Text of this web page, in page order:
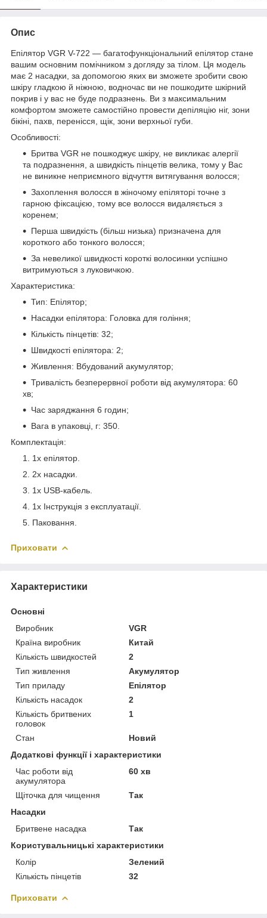
Опис
Епілятор VGR V-722 — багатофункціональний епілятор стане
вашим основним помічником з догляду за тілом. Ця модель
має 2 насадки, за допомогою яких ви зможете зробити свою
шкіру гладкою й ніжною, водночас ви не пошкодите шкірний
покрив і у вас не буде подразнень. Ви з максимальним
комфортом зможете самостійно провести депіляцію ніг, зони
бікіні, пахв, перенісся, щік, зони верхньої губи.
Особливості:
Бритва VGR не пошкоджує шкіру, не викликає алергії
та подразнення, а швидкість пінцетів велика, тому у Вас
не виникне неприємного відчуття витягування волосся;
Захоплення волосся в жіночому епіляторі точне з
гарною фіксацією, тому все волосся видаляється з
коренем;
Перша швидкість (більш низька) призначена для
короткого або тонкого волосся;
За невеликої швидкості короткі волосинки успішно
витримуються з луковичкою.
Характеристика:
Тип: Епілятор;
Насадки епілятора: Головка для гоління;
Кількість пінцетів: 32;
Швидкості епілятора: 2;
Живлення: Вбудований акумулятор;
Тривалість безперервної роботи від акумулятора: 60
хв;
Час заряджання 6 годин;
Вага в упаковці, г: 350.
Комплектація:
1x епілятор.
2x насадки.
1x USB-кабель.
1x Інструкція з експлуатації.
Паковання.
Приховати
Характеристики
Основні
Виробник
VGR
Країна виробник
Китай
Кількість швидкостей
2
Тип живлення
Акумулятор
Тип приладу
Епілятор
Кількість насадок
2
Кількість бритвених
головок
1
Стан
Новий
Додаткові функції і характеристики
Час роботи від
акумулятора
60 хв
Щіточка для чищення
Так
Насадки
Бритвене насадка
Так
Користувальницькі характеристики
Колір
Зелений
Кількість пінцетів
32
Приховати